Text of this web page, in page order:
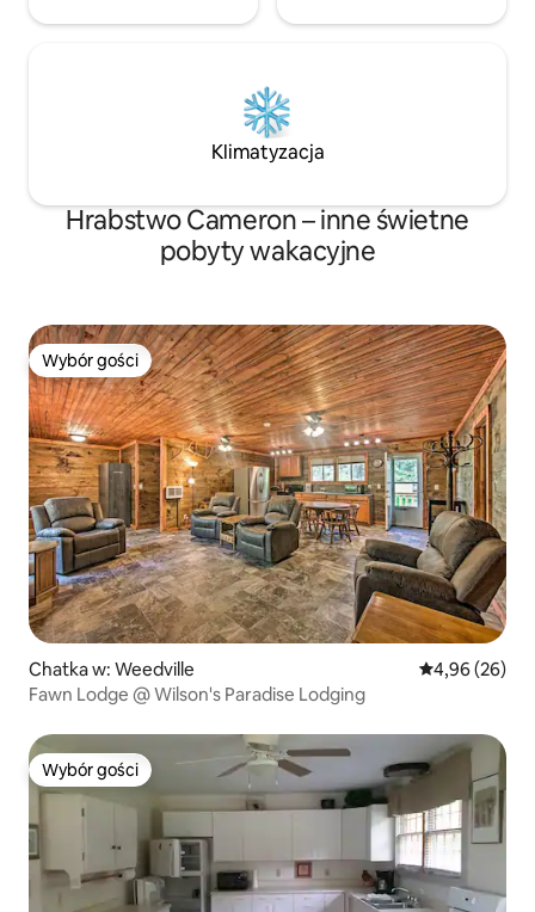
Klimatyzacja
Hrabstwo Cameron – inne świetne
pobyty wakacyjne
Wybór gości
Wybór gości
Chatka w: Weedville Średnia
4,96 (26)
Fawn Lodge @ Wilson's Paradise Lodging
Wybór gości
Wybór gości